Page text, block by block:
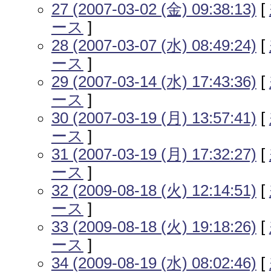
27 (2007-03-02 (金) 09:38:13) [
ース ]
28 (2007-03-07 (水) 08:49:24) [
ース ]
29 (2007-03-14 (水) 17:43:36) [
ース ]
30 (2007-03-19 (月) 13:57:41) [
ース ]
31 (2007-03-19 (月) 17:32:27) [
ース ]
32 (2009-08-18 (火) 12:14:51) [
ース ]
33 (2009-08-18 (火) 19:18:26) [
ース ]
34 (2009-08-19 (水) 08:02:46) [